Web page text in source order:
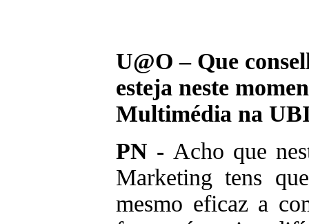
U@O – Que
esteja neste
Multimédia na
PN - Acho que
Marketing tens
mesmo eficaz a